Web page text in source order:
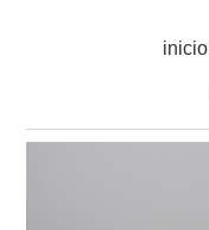
inicio